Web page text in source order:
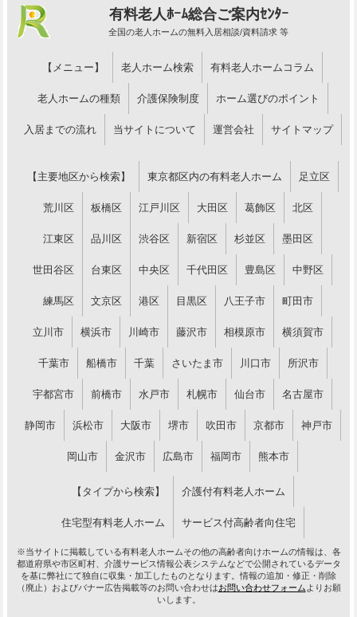
有料老人ﾎｰﾑ総合ご案内ｾﾝﾀｰ
全国の老人ホームの無料入居相談/資料請求 等
【メニュー】 老人ホーム検索 有料老人ホームコラム
老人ホームの種類 介護保険制度 ホーム選びのポイント
入居までの流れ 当サイトについて 運営会社 サイトマップ
【主要地区から検索】 東京都区内の有料老人ホーム 足立区
荒川区 板橋区 江戸川区 大田区 葛飾区 北区
江東区 品川区 渋谷区 新宿区 杉並区 墨田区
世田谷区 台東区 中央区 千代田区 豊島区 中野区
練馬区 文京区 港区 目黒区 八王子市 町田市
立川市 横浜市 川崎市 藤沢市 相模原市 横須賀市
千葉市 船橋市 千葉 さいたま市 川口市 所沢市
宇都宮市 前橋市 水戸市 札幌市 仙台市 名古屋市
静岡市 浜松市 大阪市 堺市 吹田市 京都市 神戸市
岡山市 金沢市 広島市 福岡市 熊本市
【タイプから検索】 介護付有料老人ホーム
住宅型有料老人ホーム サービス付高齢者向住宅
※当サイトに掲載している有料老人ホームその他の高齢者向けホームの情報は、各
都道府県や市区町村、介護サービス情報公表システムなどで公開されているデータ
を基に弊社にて独自に収集・加工したものとなります。情報の追加・修正・削除
（廃止）およびバナー広告掲載等のお問い合わせはお問い合わせフォームよりお願
いします。